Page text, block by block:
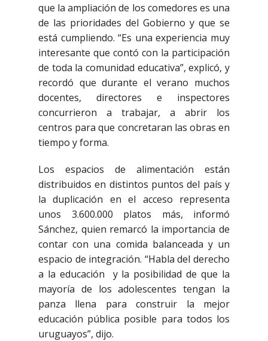
que la ampliación de los comedores es una
de las prioridades del Gobierno y que se
está cumpliendo. “Es una experiencia muy
interesante que contó con la participación
de toda la comunidad educativa”, explicó, y
recordó que durante el verano muchos
docentes, directores e inspectores
concurrieron a trabajar, a abrir los
centros para que concretaran las obras en
tiempo y forma.
Los espacios de alimentación están
distribuidos en distintos puntos del país y
la duplicación en el acceso representa
unos 3.600.000 platos más, informó
Sánchez, quien remarcó la importancia de
contar con una comida balanceada y un
espacio de integración. “Habla del derecho
a la educación y la posibilidad de que la
mayoría de los adolescentes tengan la
panza llena para construir la mejor
educación pública posible para todos los
uruguayos”, dijo.